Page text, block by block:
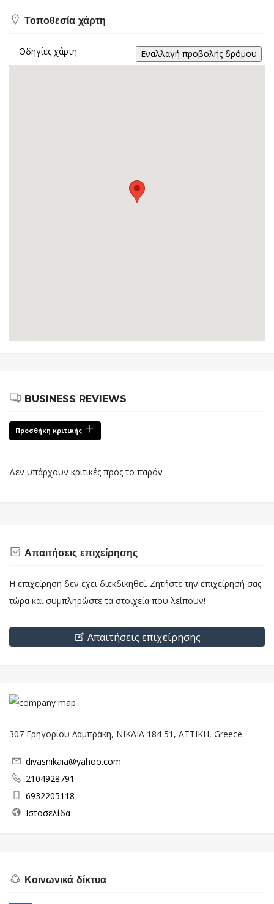
Τοποθεσία χάρτη
Οδηγίες χάρτη
BUSINESS REVIEWS
Προσθήκη κριτικής
Δεν υπάρχουν κριτικές προς το παρόν
Απαιτήσεις επιχείρησης
Η επιχείρηση δεν έχει διεκδικηθεί. Ζητήστε την επιχείρησή σας
τώρα και συμπληρώστε τα στοιχεία που λείπουν!
Απαιτήσεις επιχείρησης
307 Γρηγορίου Λαμπράκη, ΝΙΚΑΙΑ 184 51, ΑΤΤΙΚΗ, Greece
divasnikaia@yahoo.com
2104928791
6932205118
Ιστοσελίδα
Κοινωνικά δίκτυα